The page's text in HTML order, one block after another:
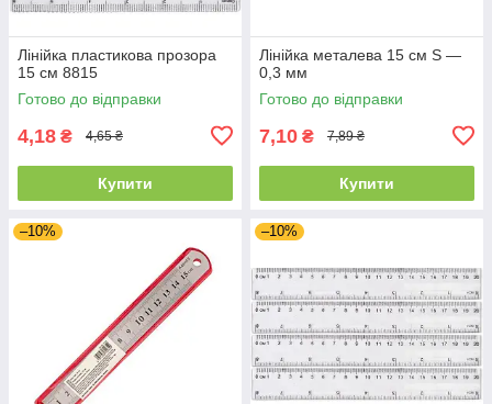
Лінійка пластикова прозора
15 см 8815
Готово до відправки
4,18 ₴ 4,65 ₴
Купити
Лінійка металева 15 см S —
0,3 мм
Готово до відправки
7,10 ₴ 7,89 ₴
Купити
–10% –10%